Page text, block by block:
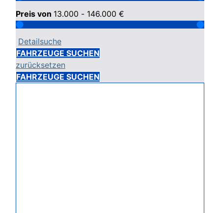
Preis von 13.000 - 146.000 €
Detailsuche
FAHRZEUGE SUCHEN
zurücksetzen
FAHRZEUGE SUCHEN